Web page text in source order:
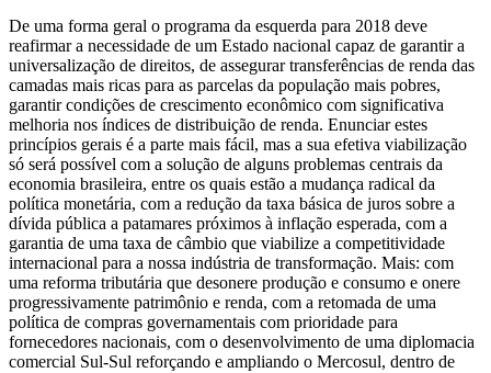
De uma forma geral o programa da esquerda para 2018 deve
reafirmar a necessidade de um Estado nacional capaz de garantir a
universalização de direitos, de assegurar transferências de renda das
camadas mais ricas para as parcelas da população mais pobres,
garantir condições de crescimento econômico com significativa
melhoria nos índices de distribuição de renda. Enunciar estes
princípios gerais é a parte mais fácil, mas a sua efetiva viabilização
só será possível com a solução de alguns problemas centrais da
economia brasileira, entre os quais estão a mudança radical da
política monetária, com a redução da taxa básica de juros sobre a
dívida pública a patamares próximos à inflação esperada, com a
garantia de uma taxa de câmbio que viabilize a competitividade
internacional para a nossa indústria de transformação. Mais: com
uma reforma tributária que desonere produção e consumo e onere
progressivamente patrimônio e renda, com a retomada de uma
política de compras governamentais com prioridade para
fornecedores nacionais, com o desenvolvimento de uma diplomacia
comercial Sul-Sul reforçando e ampliando o Mercosul, dentro de